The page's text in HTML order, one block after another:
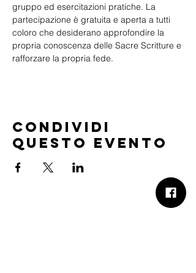
gruppo ed esercitazioni pratiche. La
partecipazione è gratuita e aperta a tutti
coloro che desiderano approfondire la
propria conoscenza delle Sacre Scritture e
rafforzare la propria fede.
Condividi
questo evento